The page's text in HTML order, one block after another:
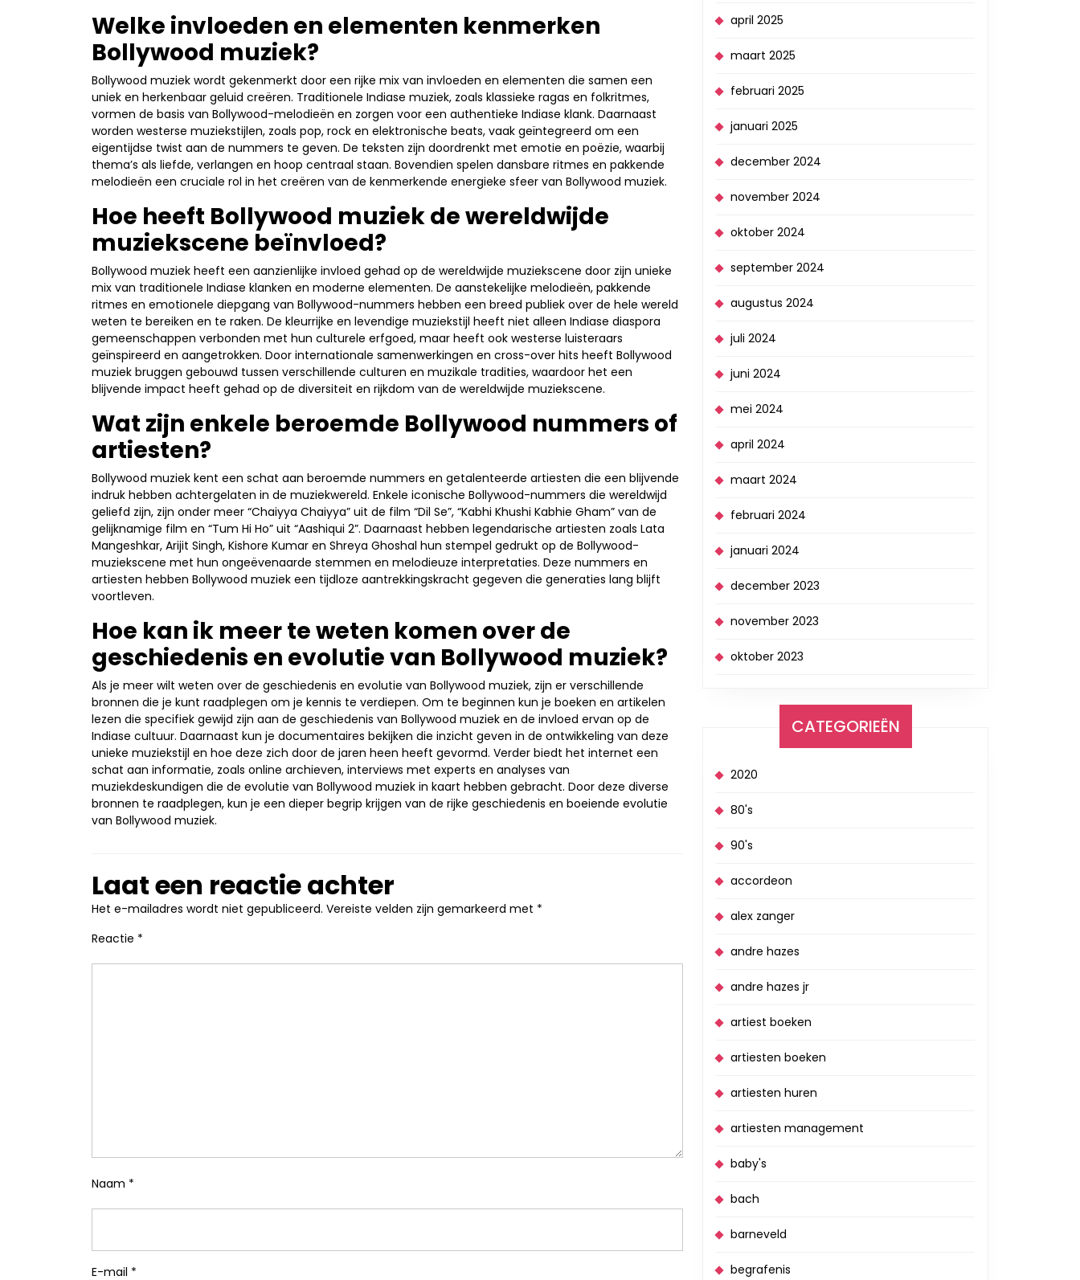
Welke invloeden en elementen kenmerken
Bollywood muziek?
Bollywood muziek wordt gekenmerkt door een rijke mix van invloeden en elementen die samen een
uniek en herkenbaar geluid creëren. Traditionele Indiase muziek, zoals klassieke ragas en folkritmes,
vormen de basis van Bollywood-melodieën en zorgen voor een authentieke Indiase klank. Daarnaast
worden westerse muziekstijlen, zoals pop, rock en elektronische beats, vaak geïntegreerd om een
eigentijdse twist aan de nummers te geven. De teksten zijn doordrenkt met emotie en poëzie, waarbij
thema’s als liefde, verlangen en hoop centraal staan. Bovendien spelen dansbare ritmes en pakkende
melodieën een cruciale rol in het creëren van de kenmerkende energieke sfeer van Bollywood muziek.
Hoe heeft Bollywood muziek de wereldwijde
muziekscene beïnvloed?
Bollywood muziek heeft een aanzienlijke invloed gehad op de wereldwijde muziekscene door zijn unieke
mix van traditionele Indiase klanken en moderne elementen. De aanstekelijke melodieën, pakkende
ritmes en emotionele diepgang van Bollywood-nummers hebben een breed publiek over de hele wereld
weten te bereiken en te raken. De kleurrijke en levendige muziekstijl heeft niet alleen Indiase diaspora
gemeenschappen verbonden met hun culturele erfgoed, maar heeft ook westerse luisteraars
geïnspireerd en aangetrokken. Door internationale samenwerkingen en cross-over hits heeft Bollywood
muziek bruggen gebouwd tussen verschillende culturen en muzikale tradities, waardoor het een
blijvende impact heeft gehad op de diversiteit en rijkdom van de wereldwijde muziekscene.
Wat zijn enkele beroemde Bollywood nummers of
artiesten?
Bollywood muziek kent een schat aan beroemde nummers en getalenteerde artiesten die een blijvende
indruk hebben achtergelaten in de muziekwereld. Enkele iconische Bollywood-nummers die wereldwijd
geliefd zijn, zijn onder meer “Chaiyya Chaiyya” uit de film “Dil Se”, “Kabhi Khushi Kabhie Gham” van de
gelijknamige film en “Tum Hi Ho” uit “Aashiqui 2”. Daarnaast hebben legendarische artiesten zoals Lata
Mangeshkar, Arijit Singh, Kishore Kumar en Shreya Ghoshal hun stempel gedrukt op de Bollywood-
muziekscene met hun ongeëvenaarde stemmen en melodieuze interpretaties. Deze nummers en
artiesten hebben Bollywood muziek een tijdloze aantrekkingskracht gegeven die generaties lang blijft
voortleven.
Hoe kan ik meer te weten komen over de
geschiedenis en evolutie van Bollywood muziek?
Als je meer wilt weten over de geschiedenis en evolutie van Bollywood muziek, zijn er verschillende
bronnen die je kunt raadplegen om je kennis te verdiepen. Om te beginnen kun je boeken en artikelen
lezen die specifiek gewijd zijn aan de geschiedenis van Bollywood muziek en de invloed ervan op de
Indiase cultuur. Daarnaast kun je documentaires bekijken die inzicht geven in de ontwikkeling van deze
unieke muziekstijl en hoe deze zich door de jaren heen heeft gevormd. Verder biedt het internet een
schat aan informatie, zoals online archieven, interviews met experts en analyses van
muziekdeskundigen die de evolutie van Bollywood muziek in kaart hebben gebracht. Door deze diverse
bronnen te raadplegen, kun je een dieper begrip krijgen van de rijke geschiedenis en boeiende evolutie
van Bollywood muziek.
Laat een reactie achter
Het e-mailadres wordt niet gepubliceerd. Vereiste velden zijn gemarkeerd met *
Reactie *
Naam *
E-mail *
april 2025
maart 2025
februari 2025
januari 2025
december 2024
november 2024
oktober 2024
september 2024
augustus 2024
juli 2024
juni 2024
mei 2024
april 2024
maart 2024
februari 2024
januari 2024
december 2023
november 2023
oktober 2023
CATEGORIEËN
2020
80's
90's
accordeon
alex zanger
andre hazes
andre hazes jr
artiest boeken
artiesten boeken
artiesten huren
artiesten management
baby's
bach
barneveld
begrafenis